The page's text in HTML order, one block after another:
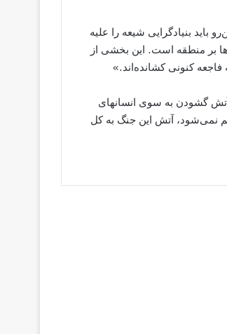
باید بنیادگرایی شیعه را علیه
بر منطقه است. این بخشی از
کنونی کشانده‌اند.»
گشودن به سوی انسانهای
نمی‌شود، آتش این جنگ به کل